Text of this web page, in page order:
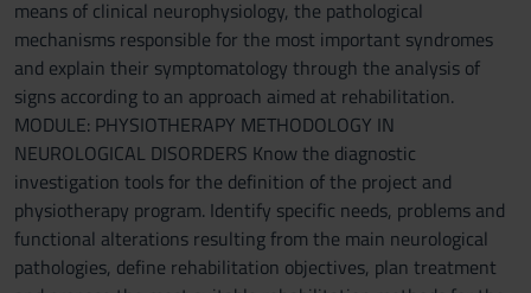
means of clinical neurophysiology, the pathological
mechanisms responsible for the most important syndromes
and explain their symptomatology through the analysis of
signs according to an approach aimed at rehabilitation.
MODULE: PHYSIOTHERAPY METHODOLOGY IN
NEUROLOGICAL DISORDERS Know the diagnostic
investigation tools for the definition of the project and
physiotherapy program. Identify specific needs, problems and
functional alterations resulting from the main neurological
pathologies, define rehabilitation objectives, plan treatment